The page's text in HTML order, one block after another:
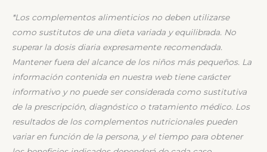
*Los complementos alimenticios no deben utilizarse
como sustitutos de una dieta variada yequilibrada. No
superar la dosis diaria expresamente recomendada.
Mantener fuera del alcance de los niños más pequeños. La
información contenida en nuestra web tiene carácter
informativo y no puede ser considerada como sustitutiva
de la prescripción, diagnóstico o tratamiento médico. Los
resultados de los complementos nutricionales pueden
variar en función de la persona, y el tiempo para obtener